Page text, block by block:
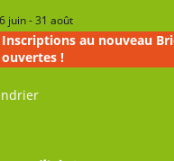
juin-31 août
Inscriptions au nouveau
ouvertes !